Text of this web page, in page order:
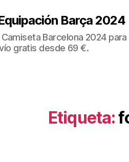
Barça 2024
Barcelona 2024
gratis desde 69 €.
Etiqueta: